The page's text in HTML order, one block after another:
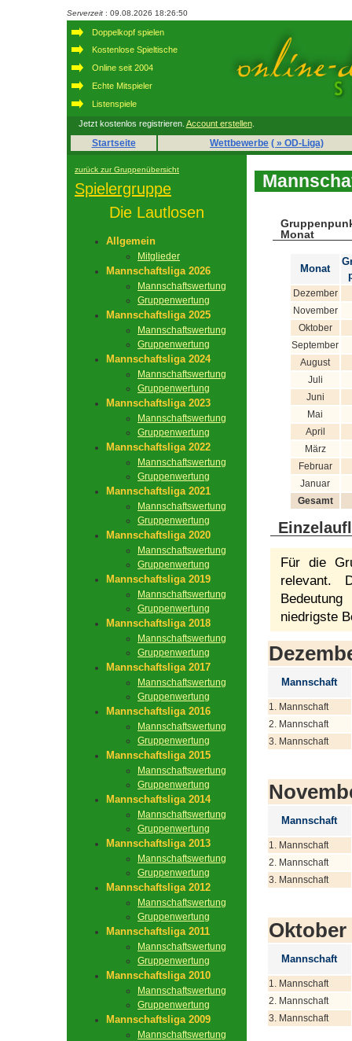
Serverzeit : 09.08.2026 18:26:50
Doppelkopf spielen
Kostenlose Spieltische
Online seit 2004
Echte Mitspieler
Listenspiele
Jetzt kostenlos registrieren. Account erstellen.
Startseite Wettbewerbe ( » OD-Liga)
zurück zur Gruppenübersicht
Spielergruppe
Die Lautlosen
Allgemein
Mitglieder
Mannschaftsliga 2026
Mannschaftswertung
Gruppenwertung
Mannschaftsliga 2025
Mannschaftswertung
Gruppenwertung
Mannschaftsliga 2024
Mannschaftswertung
Gruppenwertung
Mannschaftsliga 2023
Mannschaftswertung
Gruppenwertung
Mannschaftsliga 2022
Mannschaftswertung
Gruppenwertung
Mannschaftsliga 2021
Mannschaftswertung
Gruppenwertung
Mannschaftsliga 2020
Mannschaftswertung
Gruppenwertung
Mannschaftsliga 2019
Mannschaftswertung
Gruppenwertung
Mannschaftsliga 2018
Mannschaftswertung
Gruppenwertung
Mannschaftsliga 2017
Mannschaftswertung
Gruppenwertung
Mannschaftsliga 2016
Mannschaftswertung
Gruppenwertung
Mannschaftsliga 2015
Mannschaftswertung
Gruppenwertung
Mannschaftsliga 2014
Mannschaftswertung
Gruppenwertung
Mannschaftsliga 2013
Mannschaftswertung
Gruppenwertung
Mannschaftsliga 2012
Mannschaftswertung
Gruppenwertung
Mannschaftsliga 2011
Mannschaftswertung
Gruppenwertung
Mannschaftsliga 2010
Mannschaftswertung
Gruppenwertung
Mannschaftsliga 2009
Mannschaftswertung
Monat
Monat
Dezember
November
Oktober
September
August
Juli
Juni
Mai
April
März
Februar
Januar
Gesamt
Für die
relevant.
niedrigste
Mannschaft
1. Mannschaft
2. Mannschaft
3. Mannschaft
Mannschaft
1. Mannschaft
2. Mannschaft
3. Mannschaft
Oktober
Mannschaft
1. Mannschaft
2. Mannschaft
3. Mannschaft